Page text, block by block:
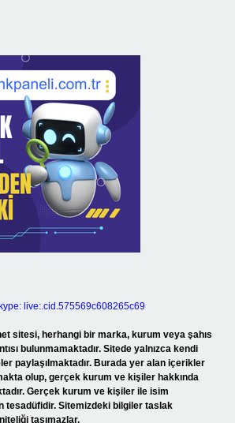
live:.cid.575569c608265c69
sitesi, herhangi bir marka, kurum veya şahıs
bulunmamaktadır. Sitede yalnızca kendi
paylaşılmaktadır. Burada yer alan içerikler
olup, gerçek kurum ve kişiler hakkında
Gerçek kurum ve kişiler ile isim
tesadüfidir. Sitemizdeki bilgiler taslak
taşımazlar.